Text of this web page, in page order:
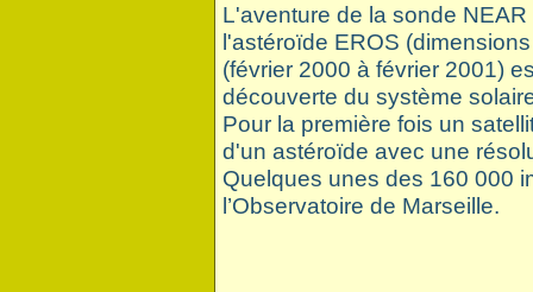
L'aventure de la sonde
l'astéroïde EROS
(février 2000 à février 2001)
découverte du système
Pour la première fois un
d'un astéroïde avec une
Quelques unes des 160 000
l’Observatoire de Marseille.